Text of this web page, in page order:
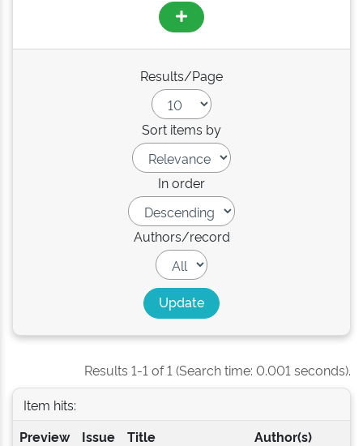
Results/Page
Sort items by
In order
Authors/record
Results 1-1 of 1 (Search time: 0.001 seconds).
Item hits:
Preview
Issue
Title Author(s)